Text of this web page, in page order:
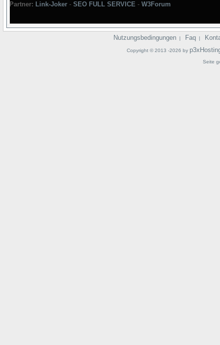
Partner: Link-Joker - SEO FULL SERVICE - W3Forum
Nutzungsbedingungen | Faq |
Copyright © 2013 -2026 by
Seite